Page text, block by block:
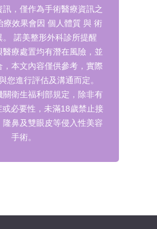
，僅作為手術醫療資訊之
療效果會因 個人體質 與 術
諾美整形外科診所提醒
醫療處置均有潛在風險，並
，本文內容僅供參考，實際
您進行評估及溝通而定。
關衛生福利部規定，除非有
必要性，未滿18歲禁止接
隆鼻及雙眼皮等侵入性美容
手術。